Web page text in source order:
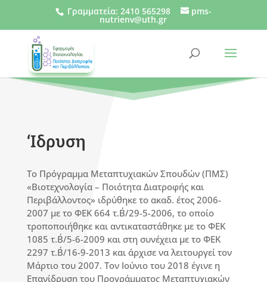
Γραμματεία: 2410 565298 pms-
nutrienv@uth.gr
‘Ιδρυση
Το Πρόγραμμα Μεταπτυχιακών Σπουδών (ΠΜΣ)
«Βιοτεχνολογία – Ποιότητα Διατροφής και
Περιβάλλοντος» ιδρύθηκε το ακαδ. έτος 2006-
2007 με το ΦΕΚ 664 τ.Β΄/29-5-2006, το οποίο
τροποποιήθηκε και αντικαταστάθηκε με το ΦΕΚ
1085 τ.Β΄/5-6-2009 και στη συνέχεια με το ΦΕΚ
2297 τ.Β΄/16-9-2013 και άρχισε να λειτουργεί τον
Μάρτιο του 2007. Τον Ιούνιο του 2018 έγινε η
Επανίδρυση του Προγράμματος Μεταπτυχιακών